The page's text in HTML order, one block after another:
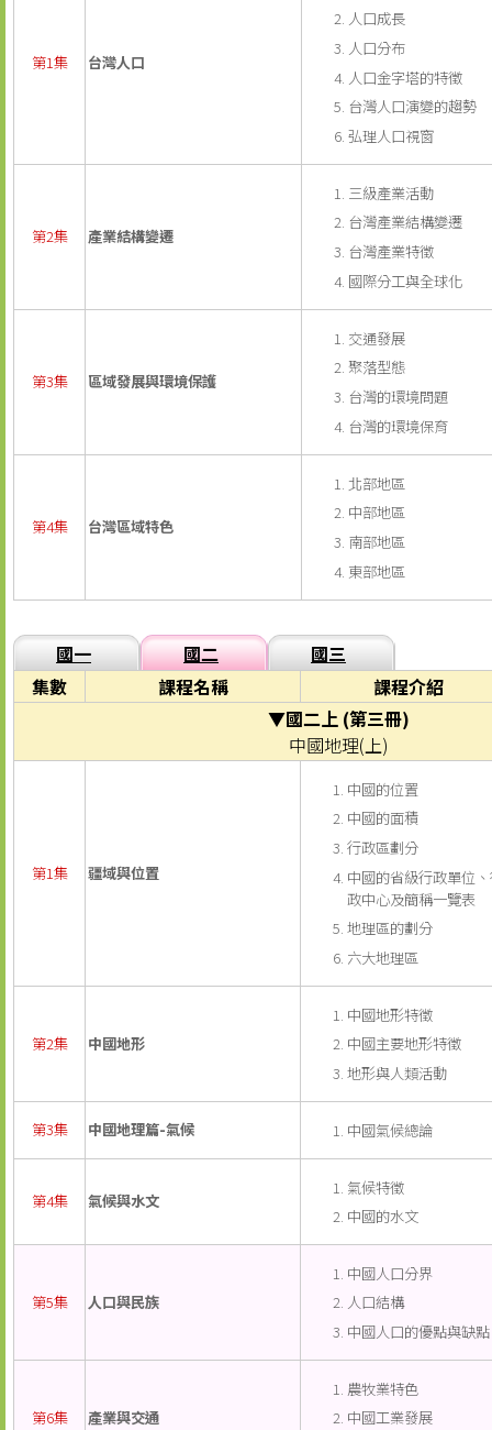
第1集 台灣人口
人口成長
人口分布
人口金字塔的特徵
台灣人口演變的趨勢
弘理人口視窗
第2集 產業結構變遷
三級產業活動
台灣產業結構變遷
台灣產業特徵
國際分工與全球化
第3集 區域發展與環境保護
交通發展
聚落型態
台灣的環境問題
台灣的環境保育
第4集 台灣區域特色
北部地區
中部地區
南部地區
東部地區
國一 國二
國三
集數
課程名稱
課程介紹
▼國二上 (第三冊)
中國地理(上)
第1集 疆域與位置
中國的位置
中國的面積
行政區劃分
中國的省級行政單位
政中心及簡稱一覽表
地理區的劃分
六大地理區
第2集 中國地形
中國地形特徵
中國主要地形特徵
地形與人類活動
第3集 中國地理篇-氣候 中國氣候總論
第4集 氣候與水文
氣候特徵
中國的水文
第5集 人口與民族
中國人口分界
人口結構
中國人口的優點與缺點
第6集 產業與交通
農牧業特色
中國工業發展